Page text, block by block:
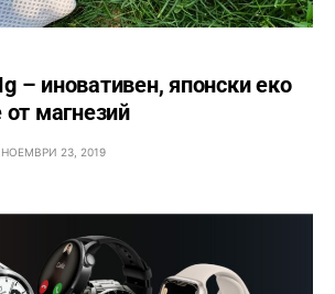
– иновативен, японски еко
от магнезий
НОЕМВРИ 23, 2019